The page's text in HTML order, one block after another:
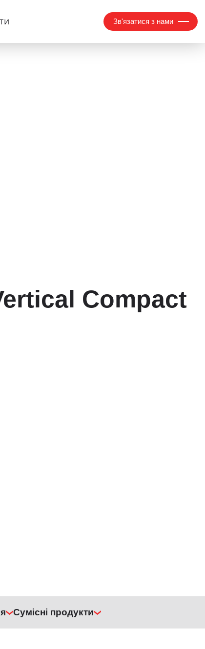
Зв'язатися з нами
Compact
Сумісні продукти